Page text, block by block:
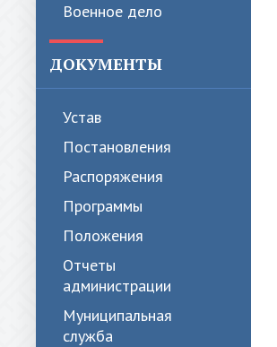
Военное дело
ДОКУМЕНТЫ
Устав
Постановления
Распоряжения
Программы
Положения
Отчеты
администрации
Муниципальная
служба